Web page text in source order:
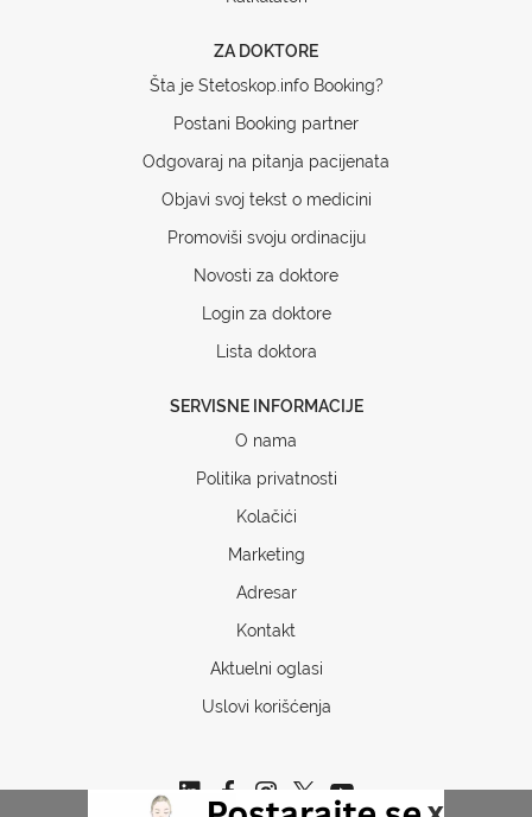
ZA DOKTORE
Šta je Stetoskop.info Booking?
Postani Booking partner
Odgovaraj na pitanja pacijenata
Objavi svoj tekst o medicini
Promoviši svoju ordinaciju
Novosti za doktore
Login za doktore
Lista doktora
SERVISNE INFORMACIJE
O nama
Politika privatnosti
Kolačići
Marketing
Adresar
Kontakt
Aktuelni oglasi
Uslovi korišćenja